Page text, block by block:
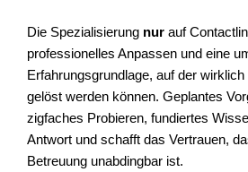
Die Spezialisierung nur auf
professionelles Anpassen und eine
Erfahrungsgrundlage, auf der
gelöst werden können. Geplantes
zigfaches Probieren, fundiertes
Antwort und schafft das Vertrauen,
Betreuung unabdingbar ist.